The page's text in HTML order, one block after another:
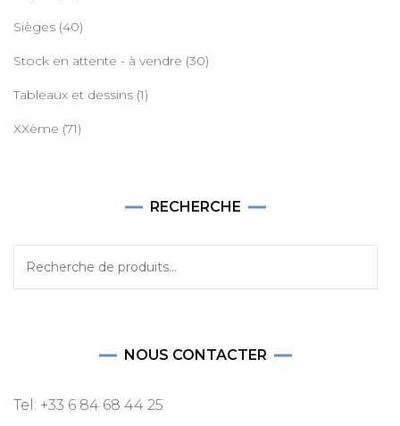
Sièges (40)
Stock en attente - à vendre (30)
Tableaux et dessins (1)
XXème (71)
RECHERCHE
NOUS CONTACTER
Tel: +33 6 84 68 44 25